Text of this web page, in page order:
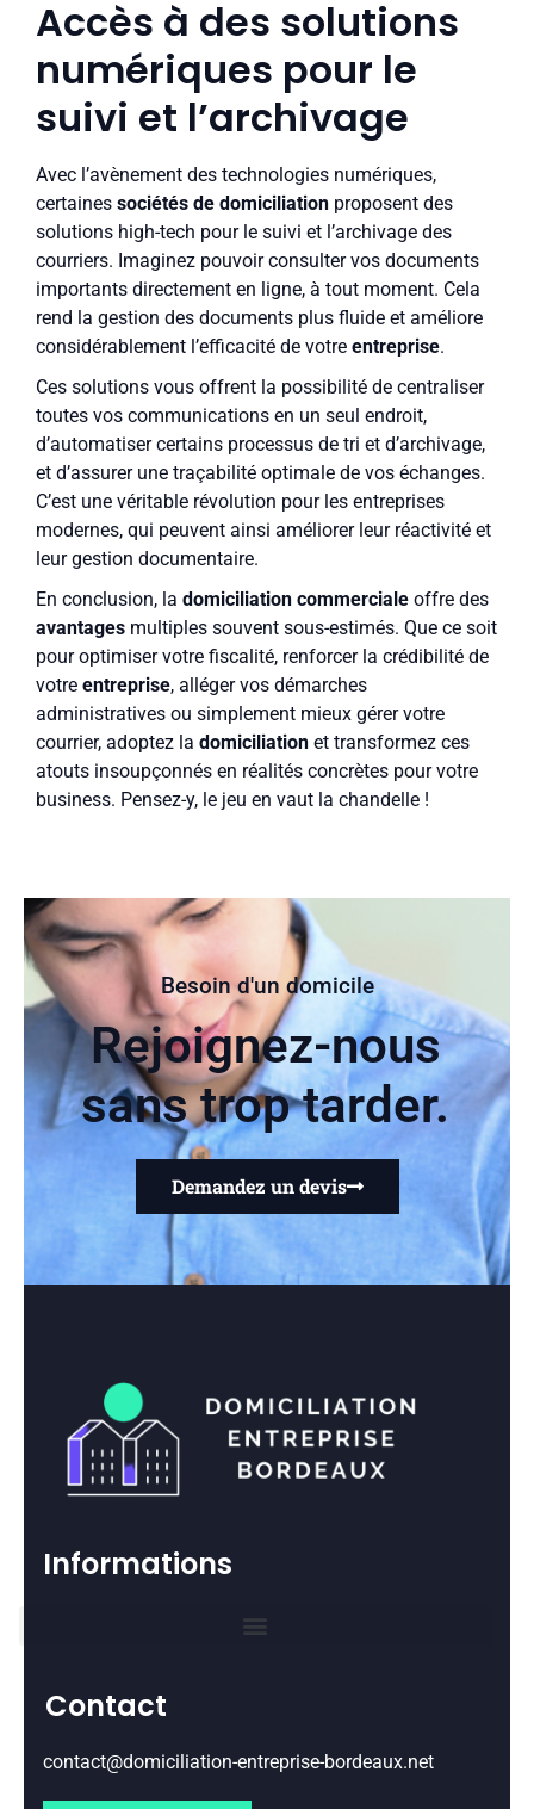
Accès à des solutions
numériques pour le
suivi et l’archivage
Avec l’avènement des technologies numériques,
certaines sociétés de domiciliation proposent des
solutions high-tech pour le suivi et l’archivage des
courriers. Imaginez pouvoir consulter vos documents
importants directement en ligne, à tout moment. Cela
rend la gestion des documents plus fluide et améliore
considérablement l’efficacité de votre entreprise.
Ces solutions vous offrent la possibilité de centraliser
toutes vos communications en un seul endroit,
d’automatiser certains processus de tri et d’archivage,
et d’assurer une traçabilité optimale de vos échanges.
C’est une véritable révolution pour les entreprises
modernes, qui peuvent ainsi améliorer leur réactivité et
leur gestion documentaire.
En conclusion, la domiciliation commerciale offre des
avantages multiples souvent sous-estimés. Que ce soit
pour optimiser votre fiscalité, renforcer la crédibilité de
votre entreprise, alléger vos démarches
administratives ou simplement mieux gérer votre
courrier, adoptez la domiciliation et transformez ces
atouts insoupçonnés en réalités concrètes pour votre
business. Pensez-y, le jeu en vaut la chandelle !
Besoin d'un domicile
Rejoignez-nous
sans trop tarder.
Demandez un devis
Informations
Contact
contact@domiciliation-entreprise-bordeaux.net